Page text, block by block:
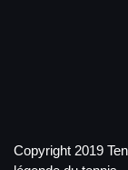
Copyright 2019